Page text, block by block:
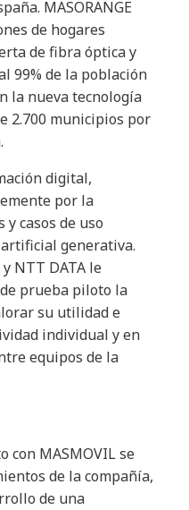
MASORANGE
de hogares
de fibra óptica y
99% de la población
la nueva tecnología
2.700 municipios por
digital,
por la
casos de uso
generativa.
NTT DATA le
prueba piloto la
su utilidad e
individual y en
equipos de la
con MASMOVIL se
de la compañía,
de una